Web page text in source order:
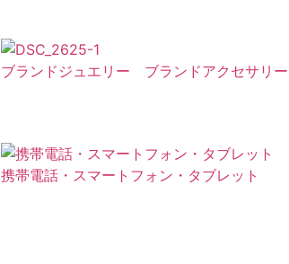
ブランドジュエリー ブランドアクセサリー
携帯電話・スマートフォン・タブレット